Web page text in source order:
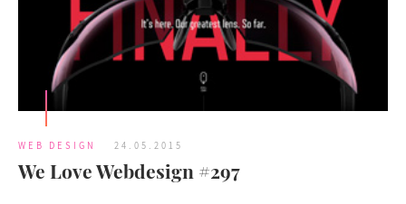
WEB DESIGN 24.05.2015
We Love Webdesign #297